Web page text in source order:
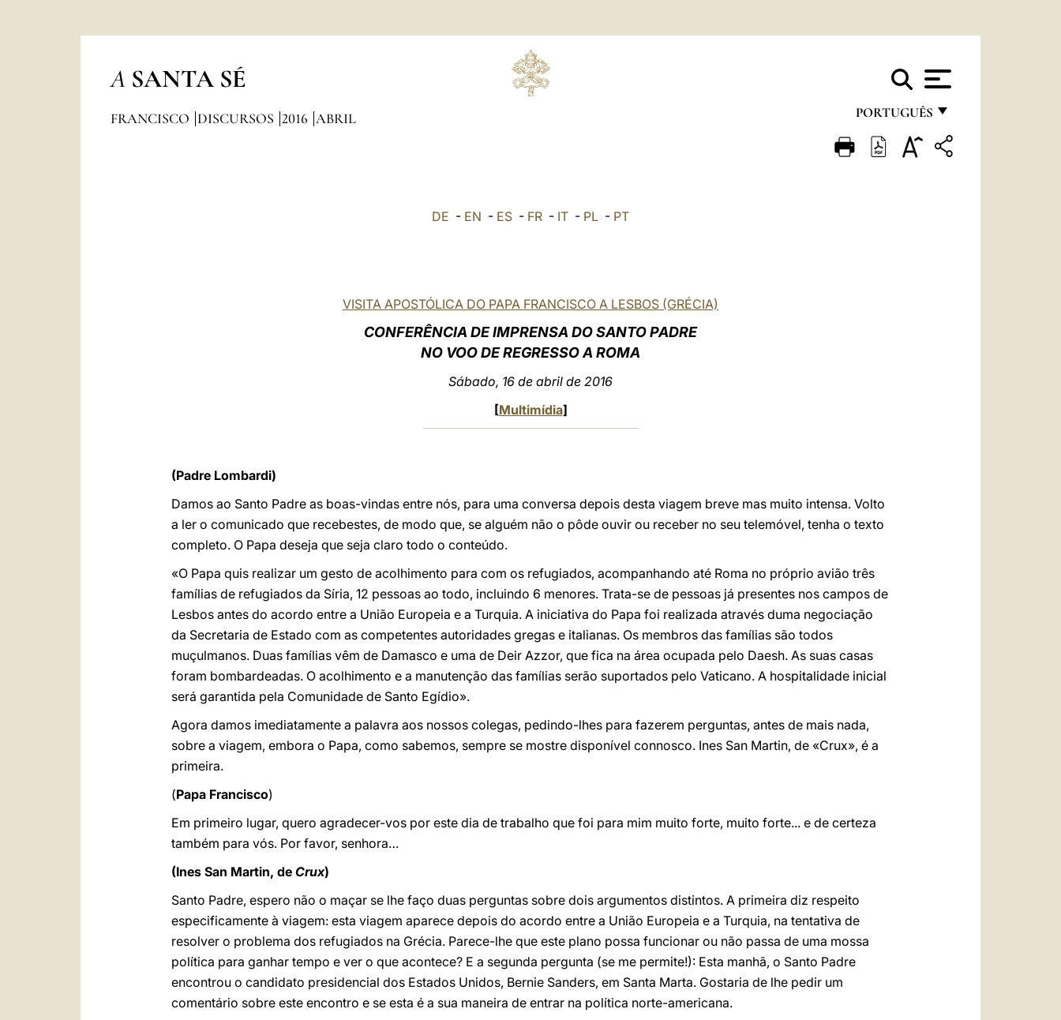
A SANTA SÉ
PORTUGUÊS
FRANÇAIS
FRANCISCO DISCURSOS 2016 ABRIL
DE - EN - ES - FR - IT - PL - PT
VISITA APOSTÓLICA DO PAPA FRANCISCO A LESBOS (GRÉCIA)
CONFERÊNCIA DE IMPRENSA DO SANTO PADRE
NO VOO DE REGRESSO A ROMA
Sábado, 16 de abril de 2016
[Multimídia]
(Padre Lombardi)
Damos ao Santo Padre as boas-vindas entre nós, para uma conversa depois desta viagem breve mas muito intensa. Volto
a ler o comunicado que recebestes, de modo que, se alguém não o pôde ouvir ou receber no seu telemóvel, tenha o texto
completo. O Papa deseja que seja claro todo o conteúdo.
«O Papa quis realizar um gesto de acolhimento para com os refugiados, acompanhando até Roma no próprio avião três
famílias de refugiados da Síria, 12 pessoas ao todo, incluindo 6 menores. Trata-se de pessoas já presentes nos campos de
Lesbos antes do acordo entre a União Europeia e a Turquia. A iniciativa do Papa foi realizada através duma negociação
da Secretaria de Estado com as competentes autoridades gregas e italianas. Os membros das famílias são todos
muçulmanos. Duas famílias vêm de Damasco e uma de Deir Azzor, que fica na área ocupada pelo Daesh. As suas casas
foram bombardeadas. O acolhimento e a manutenção das famílias serão suportados pelo Vaticano. A hospitalidade inicial
será garantida pela Comunidade de Santo Egídio».
Agora damos imediatamente a palavra aos nossos colegas, pedindo-lhes para fazerem perguntas, antes de mais nada,
sobre a viagem, embora o Papa, como sabemos, sempre se mostre disponível connosco. Ines San Martin, de «Crux», é a
primeira.
(Papa Francisco)
Em primeiro lugar, quero agradecer-vos por este dia de trabalho que foi para mim muito forte, muito forte... e de certeza
também para vós. Por favor, senhora…
(Ines San Martin, de Crux)
Santo Padre, espero não o maçar se lhe faço duas perguntas sobre dois argumentos distintos. A primeira diz respeito
especificamente à viagem: esta viagem aparece depois do acordo entre a União Europeia e a Turquia, na tentativa de
resolver o problema dos refugiados na Grécia. Parece-lhe que este plano possa funcionar ou não passa de uma mossa
política para ganhar tempo e ver o que acontece? E a segunda pergunta (se me permite!): Esta manhã, o Santo Padre
encontrou o candidato presidencial dos Estados Unidos, Bernie Sanders, em Santa Marta. Gostaria de lhe pedir um
comentário sobre este encontro e se esta é a sua maneira de entrar na política norte-americana.